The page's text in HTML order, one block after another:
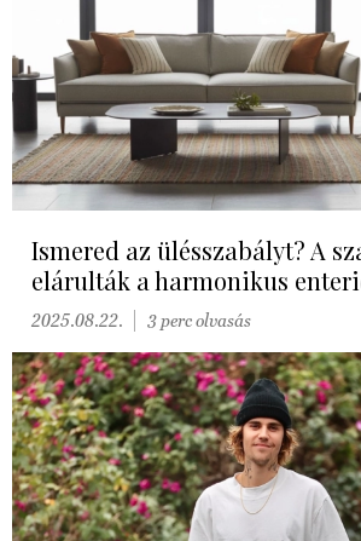
Ismered az ülésszabályt? A
elárulták a harmonikus
2025.08.22. 3 perc olvasás